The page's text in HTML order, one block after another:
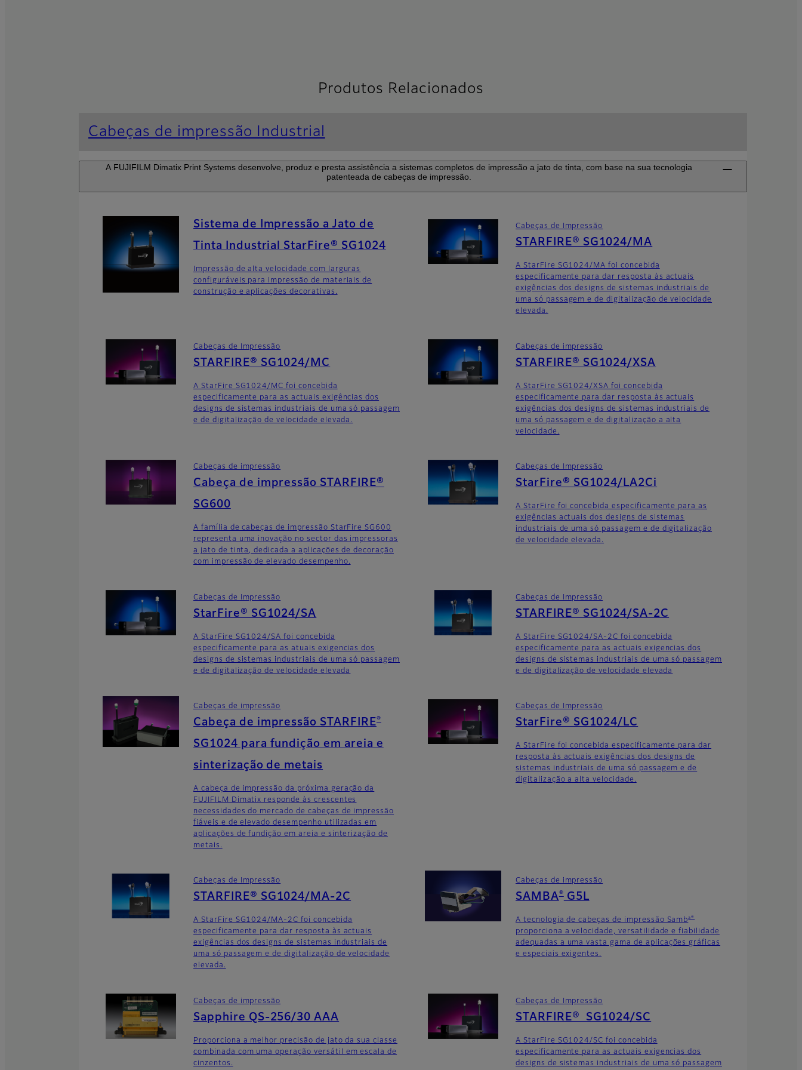
Produtos Relacionados
Cabeças de impressão Industrial
A FUJIFILM Dimatix Print Systems desenvolve, produz e presta assistência a sistemas completos de impressão a jato de tinta, com base na sua tecnologia
patenteada de cabeças de impressão.
Sistema de Impressão a Jato de
Tinta Industrial StarFire® SG1024
Impressão de alta velocidade com larguras
configuráveis para impressão de materiais de
construção e aplicações decorativas.
Cabeças de Impressão
STARFIRE® SG1024/MA
A StarFire SG1024/MA foi concebida
especificamente para dar resposta às actuais
exigências dos designs de sistemas industriais de
uma só passagem e de digitalização de velocidade
elevada.
Cabeças de Impressão
STARFIRE® SG1024/MC
A StarFire SG1024/MC foi concebida
especificamente para as actuais exigências dos
designs de sistemas industriais de uma só passagem
e de digitalização de velocidade elevada.
Cabeças de impressão
STARFIRE® SG1024/XSA
A StarFire SG1024/XSA foi concebida
especificamente para dar resposta às actuais
exigências dos designs de sistemas industriais de
uma só passagem e de digitalização a alta
velocidade.
Cabeças de impressão
Cabeça de impressão STARFIRE®
SG600
A família de cabeças de impressão StarFire SG600
representa uma inovação no sector das impressoras
a jato de tinta, dedicada a aplicações de decoração
com impressão de elevado desempenho.
Cabeças de Impressão
StarFire® SG1024/LA2Ci
A StarFire foi concebida especificamente para as
exigências actuais dos designs de sistemas
industriais de uma só passagem e de digitalização
de velocidade elevada.
Cabeças de Impressão
StarFire® SG1024/SA
A StarFire SG1024/SA foi concebida
especificamente para as atuais exigencias dos
designs de sistemas industriais de uma só passagem
e de digitalização de velocidade elevada
Cabeças de Impressão
STARFIRE® SG1024/SA-2C
A StarFire SG1024/SA-2C foi concebida
especificamente para as actuais exigencias dos
designs de sistemas industriais de uma só passagem
e de digitalização de velocidade elevada
Cabeças de impressão
Cabeça de impressão STARFIRE®
SG1024 para fundição em areia e
sinterização de metais
A cabeça de impressão da próxima geração da
FUJIFILM Dimatix responde às crescentes
necessidades do mercado de cabeças de impressão
fiáveis e de elevado desempenho utilizadas em
aplicações de fundição em areia e sinterização de
metais.
Cabeças de Impressão
StarFire® SG1024/LC
A StarFire foi concebida especificamente para dar
resposta às actuais exigências dos designs de
sistemas industriais de uma só passagem e de
digitalização a alta velocidade.
Cabeças de Impressão
STARFIRE® SG1024/MA-2C
A StarFire SG1024/MA-2C foi concebida
especificamente para dar resposta às actuais
exigências dos designs de sistemas industriais de
uma só passagem e de digitalização de velocidade
elevada.
Cabeças de impressão
SAMBA®G5L
A tecnologia de cabeças de impressão Samba®
proporciona a velocidade, versatilidade e fiabilidade
adequadas a uma vasta gama de aplicações gráficas
e especiais exigentes.
Cabeças de impressão
Sapphire QS-256/30 AAA
Proporciona a melhor precisão de jato da sua classe
combinada com uma operação versátil em escala de
cinzentos.
Cabeças de Impressão
STARFIRE® SG1024/SC
A StarFire SG1024/SC foi concebida
especificamente para as actuais exigencias dos
designs de sistemas industriais de uma só passagem